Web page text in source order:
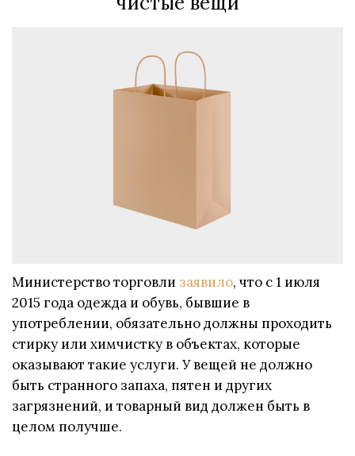
Министерство торговли заявило, что с 1 июля
2015 года одежда и обувь, бывшие в
употреблении, обязательно должны проходить
стирку или химчистку в объектах, которые
оказывают такие услуги. У вещей не должно
быть странного запаха, пятен и других
загрязнений, и товарный вид должен быть в
целом получше.